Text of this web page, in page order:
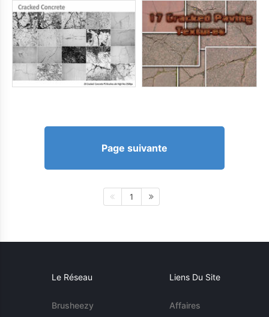
Page suivante
1
Le Réseau
Brusheezy
Liens Du Site
Affaires